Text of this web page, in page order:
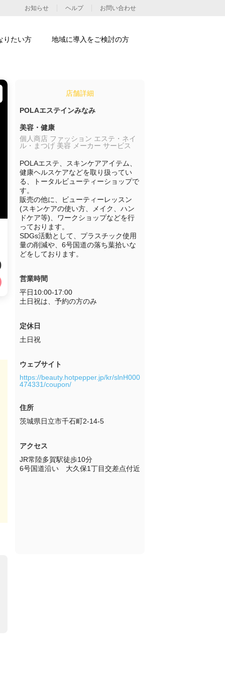
店舗詳細
POLAエステインみなみ
美容・健康
個人商店 ファッション エステ・ネイ
ル・まつげ 美容 メーカー サービス
POLAエステ、スキンケアアイテム、
健康ヘルスケアなどを取り扱ってい
る、トータルビューティーショップで
す。
販売の他に、ビューティーレッスン
(スキンケアの使い方、メイク、ハン
ドケア等)、ワークショップなどを行
っております。
SDGs活動として、プラスチック使用
量の削減や、6号国道の落ち葉拾いな
どをしております。
営業時間
平日10:00-17:00
土日祝は、予約の方のみ
定休日
ウェブサイト
https://beauty.hotpepper.jp/kr/slnH000
474331/coupon/
住所
茨城県日立市千石町2-14-5
アクセス
JR常陸多賀駅徒歩10分
6号国道沿い　大久保1丁目交差点付近
お知らせ ヘルプ お問い合わせ
りたい方 地域に導入をご検討の方